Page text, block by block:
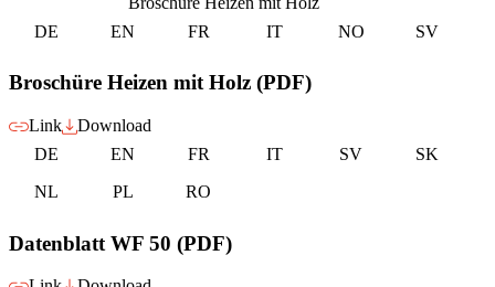
DE EN FR IT NO SV
Broschüre Heizen mit Holz (PDF)
Link
Download
DE
EN FR IT SV
SK
NL
PL RO
Datenblatt WF 50 (PDF)